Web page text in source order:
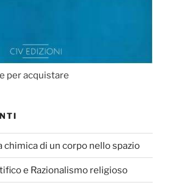
per acquistare
chimica di un corpo nello spazio
e Razionalismo religioso